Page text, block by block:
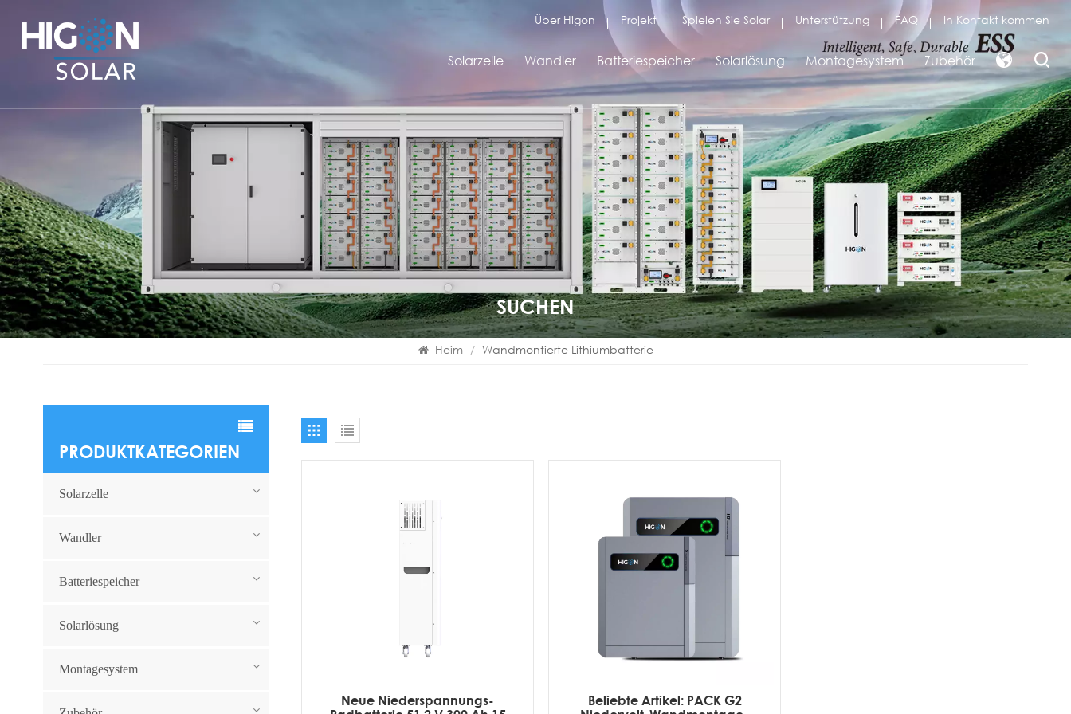
Über Higon Projekt Spielen Sie Solar Unterstützung FAQ In Kontakt kommen
Solarzelle Wandler Batteriespeicher Solarlösung Montagesystem Zubehör
SUCHEN
Heim / Wandmontierte Lithiumbatterie
Neue Niederspannungs-
Beliebte Artikel: PACK G2
PRODUKTKATEGORIEN
Solarzelle
Wandler
Batteriespeicher
Solarlösung
Montagesystem